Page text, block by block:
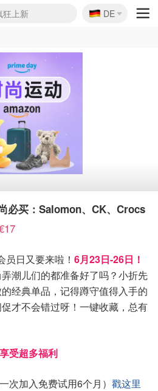
！
上新
大促
随时失效
85折
额外叠85折
！每日更新
5折起+叠9折
€192
🇩🇪
DE
必买：Salomon、CK、Crocs
日又要来啦！ 6月23日-26日！
潮儿们的都准备好了吗？小折先
经典单品，记得蹲守值得入手的
才不会错过呀！一键收藏，总有
受超多福利
次加入免费试用6个月） 戳这里